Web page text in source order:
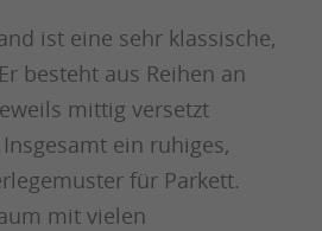
ist eine sehr klassische,
besteht aus Reihen an
mittig versetzt
ein ruhiges,
für Parkett.
mit vielen